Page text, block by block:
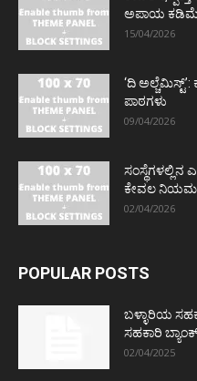
ಅಪಾಯ ಕಡಿಮೆ
15/04/2026
‘ದಿ
ಪಾಠಗಳು
09/04/2026
ಸಂಸ್ಥೆಗಳಲ್ಲಿನ
ಕೇವಲ ನಿಯಮ
02/04/2026
POPULAR POSTS
ಬಳ್ಳಾರಿಯ
ಸಹಕಾರಿ
02/04/2025